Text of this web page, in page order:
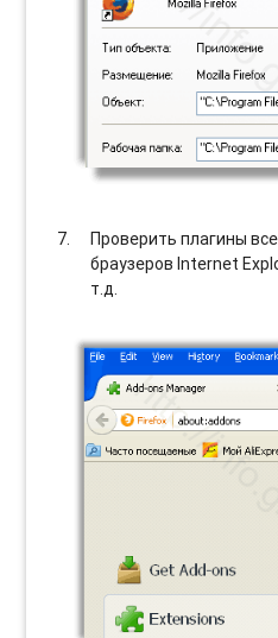
Проверить плагины
браузеров Internet
т.д.